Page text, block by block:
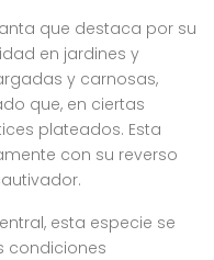
que destaca por su
en jardines y
y carnosas,
que, en ciertas
plateados. Esta
con su reverso
esta especie se
condiciones